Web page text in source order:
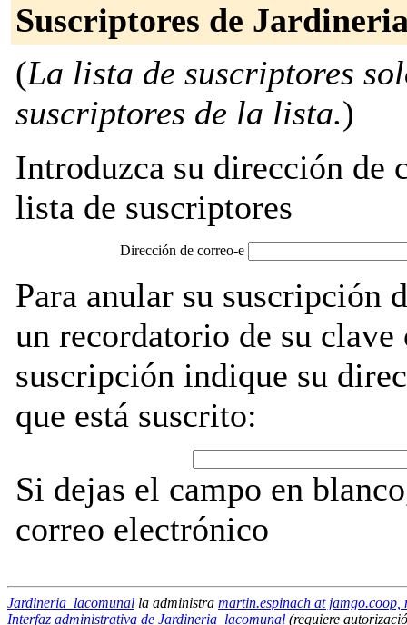
Suscriptores de
(La lista de suscriptores
suscriptores de la lista.)
Introduzca su dirección de
lista de suscriptores
Dirección de correo-e
Para anular su suscripción
un recordatorio de su clave
suscripción indique su
que está suscrito:
Si dejas el campo en
correo electrónico
Jardineria_lacomunal la administra martin.espinach at jamgo.coop,
Interfaz administrativa de Jardineria_lacomunal (requiere